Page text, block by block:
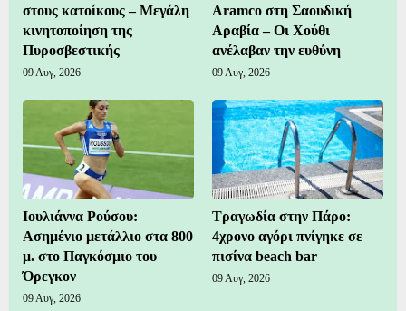
στους κατοίκους – Μεγάλη
κινητοποίηση της
Πυροσβεστικής
09 Αυγ, 2026
Aramco στη Σαουδική
Αραβία – Οι Χούθι
ανέλαβαν την ευθύνη
09 Αυγ, 2026
Ιουλιάννα Ρούσου:
Ασημένιο μετάλλιο στα 800
μ. στο Παγκόσμιο του
Όρεγκον
09 Αυγ, 2026
Τραγωδία στην Πάρο:
4χρονο αγόρι πνίγηκε σε
πισίνα beach bar
09 Αυγ, 2026